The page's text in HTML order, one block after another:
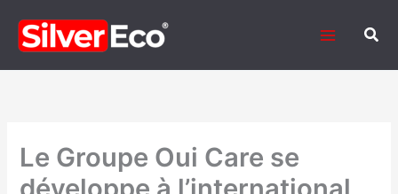
contenu
Le Groupe Oui Care se